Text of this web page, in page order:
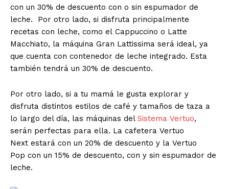
con un 30% de descuento con o sin espumador de
leche. Por otro lado, si disfruta principalmente
recetas con leche, como el Cappuccino o Latte
Macchiato, la máquina Gran Lattissima será ideal, ya
que cuenta con contenedor de leche integrado. Esta
también tendrá un 30% de descuento.
Por otro lado, si a tu mamá le gusta explorar y
disfruta distintos estilos de café y tamaños de taza a
lo largo del día, las máquinas del Sistema Vertuo,
serán perfectas para ella. La cafetera Vertuo
Next estará con un 20% de descuento y la Vertuo
Pop con un 15% de descuento, con y sin espumador de
leche.